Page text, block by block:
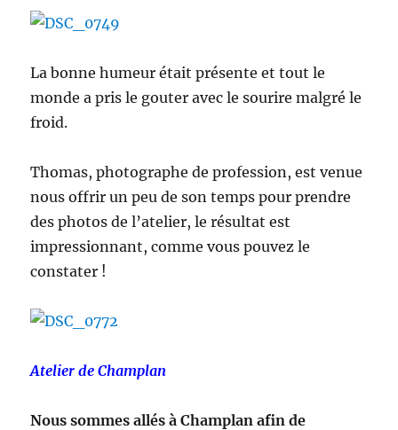
La bonne humeur était présente et tout le
monde a pris le gouter avec le sourire malgré le
froid.
Thomas, photographe de profession, est venue
nous offrir un peu de son temps pour prendre
des photos de l’atelier, le résultat est
impressionnant, comme vous pouvez le
constater !
Atelier de Champlan
Nous sommes allés à Champlan afin de